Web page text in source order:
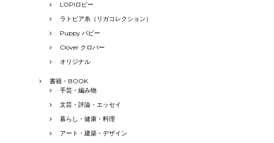
LOPIロピー
ラトビア糸（リガコレクション）
Puppy パピー
Clover クロバー
オリジナル
書籍・BOOK
手芸・編み物
文芸・評論・エッセイ
暮らし・健康・料理
アート・建築・デザイン